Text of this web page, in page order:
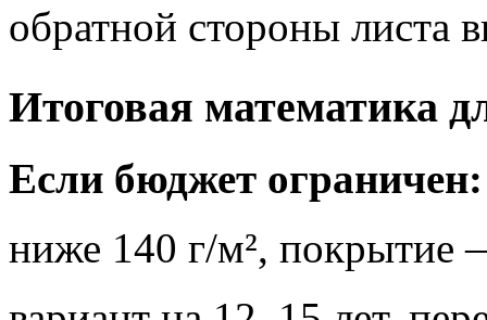
обратной стороны листа
Итоговая математика
Если бюджет ограничен:
ниже 140 г/м², покрытие